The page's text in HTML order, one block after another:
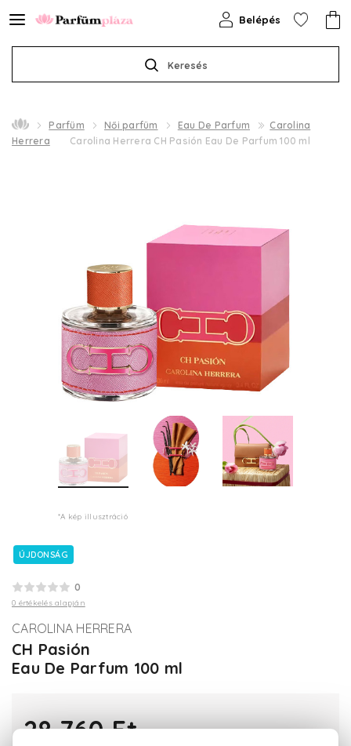
Keresés
Belépés
Parfüm Női parfüm Eau De Parfum
Carolina
Herrera
Carolina Herrera CH Pasión Eau De Parfum 100 ml
*A kép illusztráció
ÚJDONSÁG
0
0 értékelés alapján
CAROLINA HERRERA
CH Pasión
Eau De Parfum 100 ml
28.760 Ft